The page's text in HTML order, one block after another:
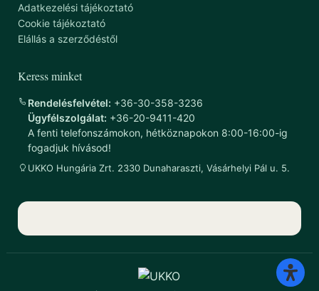
Adatkezelési tájékoztató
Cookie tájékoztató
Elállás a szerződéstől
Keress minket
Rendelésfelvétel: +36-30-358-3236
Ügyfélszolgálat: +36-20-9411-420
A fenti telefonszámokon, hétköznapokon 8:00-16:00-ig
fogadjuk hívásod!
UKKO Hungária Zrt. 2330 Dunaharaszti, Vásárhelyi Pál u. 5.